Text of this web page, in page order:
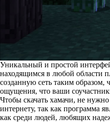
Уникальный и простой
находящимся в любой области
созданную сеть таким образом,
ощущения, что ваши
Чтобы скачать хамачи, не
интернету, так как программа
как среди людей, любящих